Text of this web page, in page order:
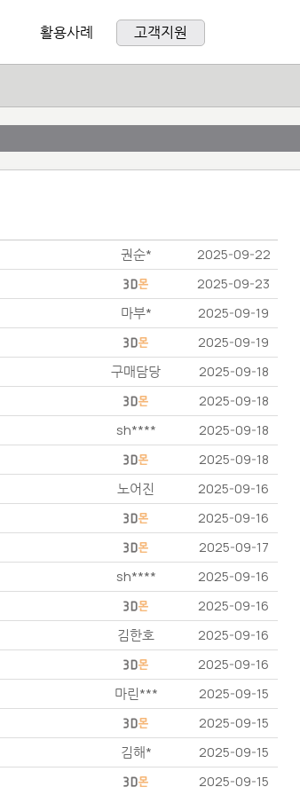
활용사례 고객지원
권순* 2025-09-22
2025-09-23
마부* 2025-09-19
2025-09-19
구매담당 2025-09-18
2025-09-18
sh**** 2025-09-18
2025-09-18
노어진 2025-09-16
2025-09-16
2025-09-17
sh**** 2025-09-16
2025-09-16
김한호 2025-09-16
2025-09-16
마린*** 2025-09-15
2025-09-15
김해* 2025-09-15
2025-09-15